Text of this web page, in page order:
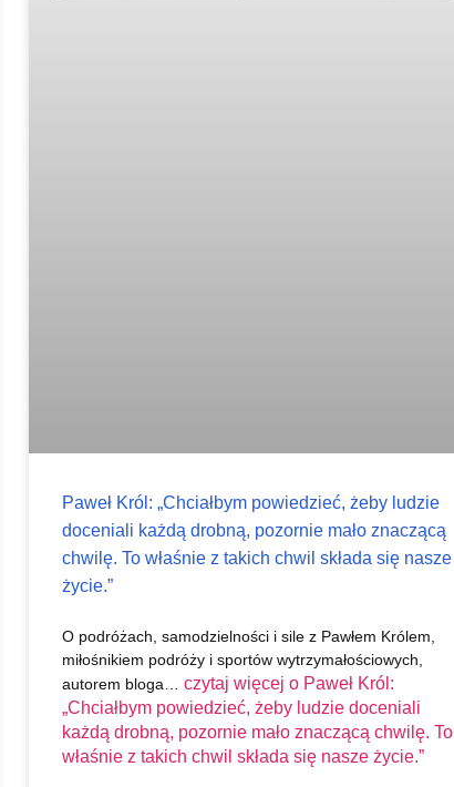
Paweł Król: „Chciałbym powiedzieć, żeby ludzie
doceniali każdą drobną, pozornie mało znaczącą
chwilę. To właśnie z takich chwil składa się nasze
życie.”
O podróżach, samodzielności i sile z Pawłem Królem,
miłośnikiem podróży i sportów wytrzymałościowych,
autorem bloga…czytaj więcej o Paweł Król:
„Chciałbym powiedzieć, żeby ludzie doceniali
każdą drobną, pozornie mało znaczącą chwilę. To
właśnie z takich chwil składa się nasze życie.”